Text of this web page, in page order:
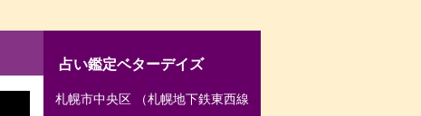
占い鑑定ベターデイズ
札幌市中央区 （札幌地下鉄東西線